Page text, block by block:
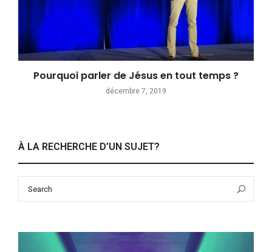
Pourquoi parler de Jésus en tout temps ?
décembre 7, 2019
À LA RECHERCHE D’UN SUJET?